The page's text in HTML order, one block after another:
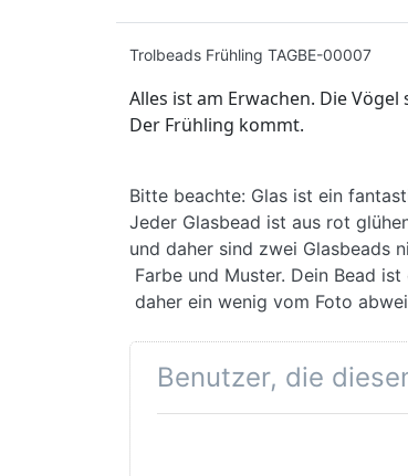
Trolbeads Frühling TAGBE-00007
Alles ist am Erwachen. Die
Der Frühling kommt.
Bitte beachte: Glas ist ein
Jeder Glasbead ist aus rot
und daher sind zwei Glasbeads
Farbe und Muster. Dein Bead
daher ein wenig vom Foto
Benutzer, die